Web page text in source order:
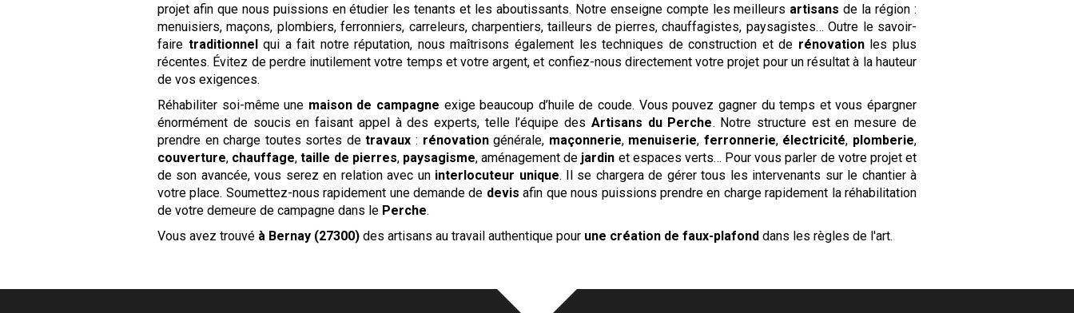
projet afin que nous puissions en étudier les tenants et les aboutissants. Notre enseigne compte les meilleurs artisans de la région :
menuisiers, maçons, plombiers, ferronniers, carreleurs, charpentiers, tailleurs de pierres, chauffagistes, paysagistes… Outre le savoir-
faire traditionnelqui a fait notre réputation, nous maîtrisons également les techniques de construction et de rénovationles plus
récentes. Évitez de perdre inutilement votre temps et votre argent, et confiez-nous directement votre projet pour un résultat à la hauteur
de vos exigences.
Réhabiliter soi-même une maison de campagne exige beaucoup d’huile de coude. Vous pouvez gagner du temps et vous épargner
énormément de soucis en faisant appel à des experts, telle l’équipe des Artisans du Perche. Notre structure est en mesure de
prendre en charge toutes sortes detravaux : rénovationgénérale, maçonnerie, menuiserie, ferronnerie, électricité, plomberie,
couverture, chauffage,taille de pierres, paysagisme, aménagement de jardin et espaces verts… Pour vous parler de votre projet et
de son avancée, vous serez en relation avec un interlocuteur unique. Il se chargera de gérer tous les intervenants sur le chantier à
votre place. Soumettez-nous rapidement une demande de devis afin que nous puissions prendre en charge rapidement la réhabilitation
de votre demeure de campagne dans le Perche.
Vous avez trouvé à Bernay (27300) des artisans au travail authentique pour une création de faux-plafond dans les règles de l'art.